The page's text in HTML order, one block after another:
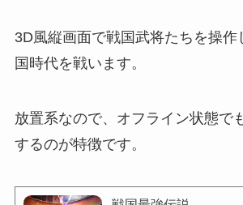
3D風縦画面で戦国武将たちを操作
国時代を戦います。
放置系なので、オフライン状態で
するのが特徴です。